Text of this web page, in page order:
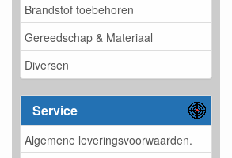
Brandstof toebehoren
Gereedschap & Materiaal
Diversen
Service
Algemene leveringsvoorwaarden.